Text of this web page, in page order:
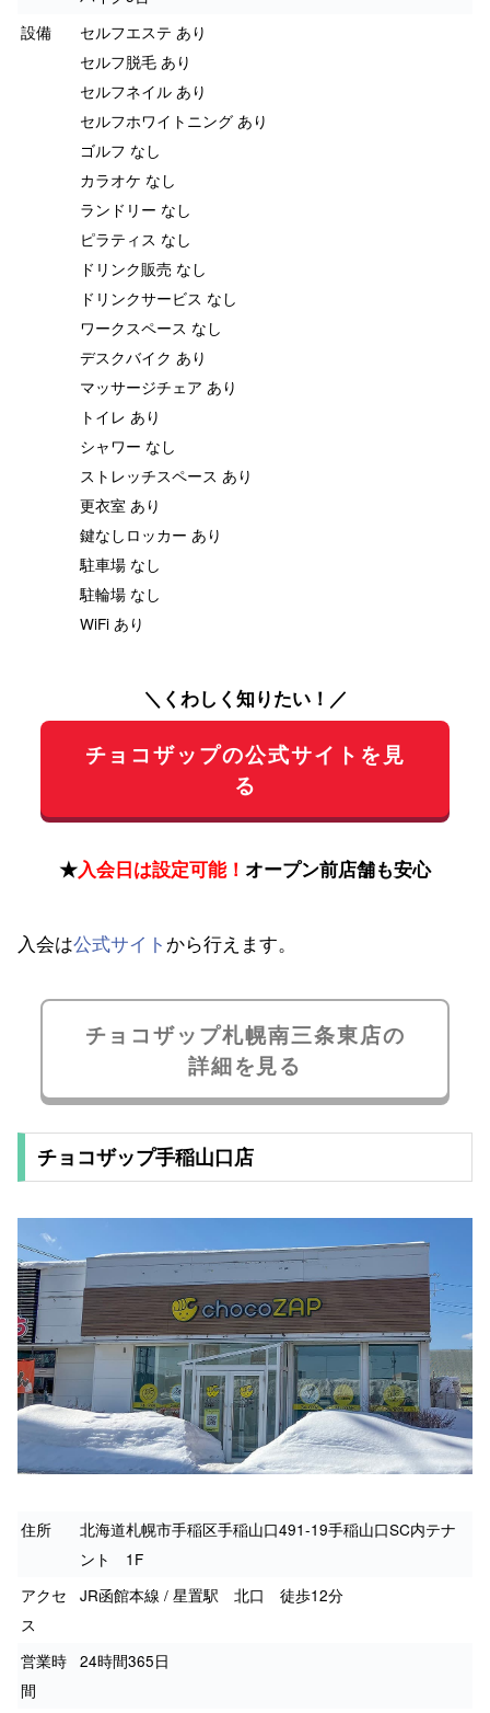
設備
セルフエステ あり
セルフ脱毛 あり
セルフネイル あり
セルフホワイトニング あり
ゴルフ なし
カラオケ なし
ランドリー なし
ピラティス なし
ドリンク販売 なし
ドリンクサービス なし
ワークスペース なし
デスクバイク あり
マッサージチェア あり
トイレ あり
シャワー なし
ストレッチスペース あり
更衣室 あり
鍵なしロッカー あり
駐車場 なし
駐輪場 なし
WiFi あり
＼くわしく知りたい！／
チョコザップの公式サイトを見
る
★入会日は設定可能！ オープン前店舗も安心
入会は公式サイト から行えます。
チョコザップ札幌南三条東店の
詳細を見る
チョコザップ手稲山口店
住所
北海道札幌市手稲区手稲山口491-19手稲山口SC内テナ
ント 1F
アクセ
ス
JR函館本線 / 星置駅 北口 徒歩12分
営業時
間
24時間365日